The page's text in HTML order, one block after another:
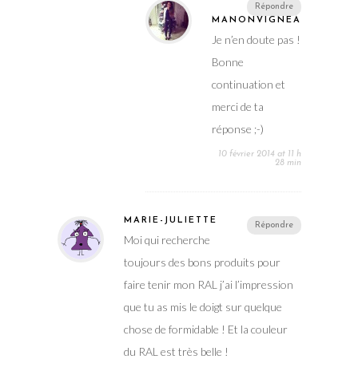
Répondre
MANONVIGNEAUX
Je n’en doute pas !
Bonne
continuation et
merci de ta
réponse ;-)
10 février 2014 at 11 h
28 min
Répondre
MARIE-JULIETTE
Moi qui recherche
toujours des bons produits pour
faire tenir mon RAL j’ai l’impression
que tu as mis le doigt sur quelque
chose de formidable ! Et la couleur
du RAL est très belle !